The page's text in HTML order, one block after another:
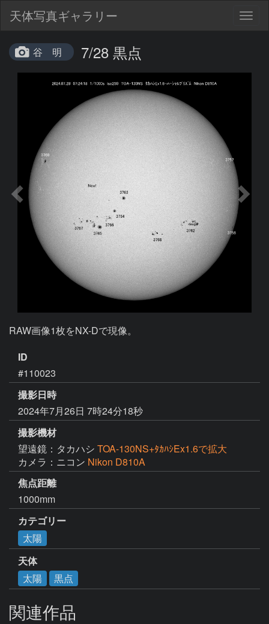
天体写真ギャラリー
谷 明 7/28 黒点
RAW画像1枚をNX-Dで現像。
ID
#110023
撮影日時
2024年7月26日 7時24分18秒
撮影機材
望遠鏡：タカハシ TOA-130NS+ﾀｶﾊｼEx1.6で拡大
カメラ：ニコン Nikon D810A
焦点距離
1000mm
カテゴリー
太陽
天体
太陽
黒点
関連作品